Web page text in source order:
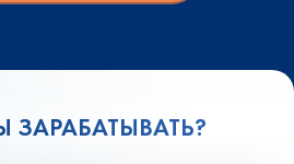
ЗАРАБАТЫВАТЬ?